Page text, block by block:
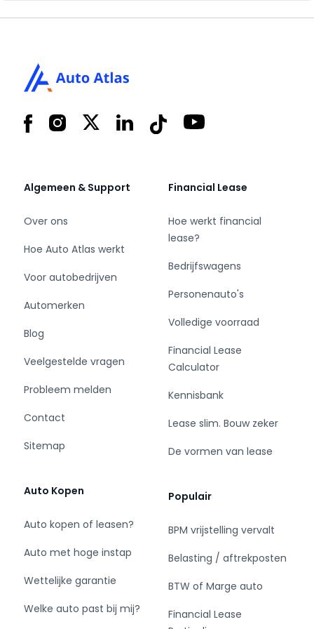
FacebookInstagram
X LinkedInTiktok YouTube
Algemeen & Support
Over ons
Hoe Auto Atlas werkt
Voor autobedrijven
Automerken
Blog
Veelgestelde vragen
Probleem melden
Contact
Sitemap
Auto Kopen
Auto kopen of leasen?
Auto met hoge instap
Wettelijke garantie
Welke auto past bij mij?
Financial Lease
Hoe werkt financial
lease?
Bedrijfswagens
Personenauto's
Volledige voorraad
Financial Lease
Calculator
Kennisbank
Lease slim. Bouw zeker
De vormen van lease
Populair
BPM vrijstelling vervalt
Belasting / aftrekposten
BTW of Marge auto
Financial Lease